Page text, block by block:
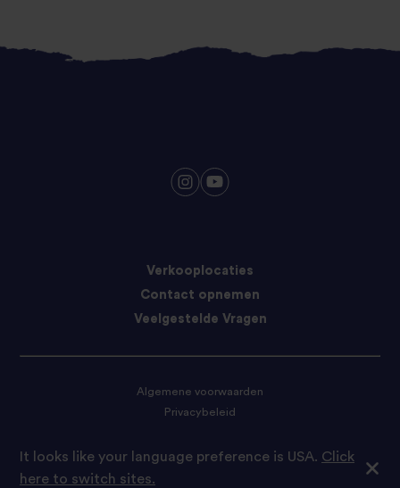
Verkooplocaties
Contact opnemen
Veelgestelde Vragen
Algemene voorwaarden
Privacybeleid
© 2024 Tilda Rice. Tilde Rice is onderdeel van Ebro Foods S.A.
It looks like your language preference is USA. Click
here to switch sites.